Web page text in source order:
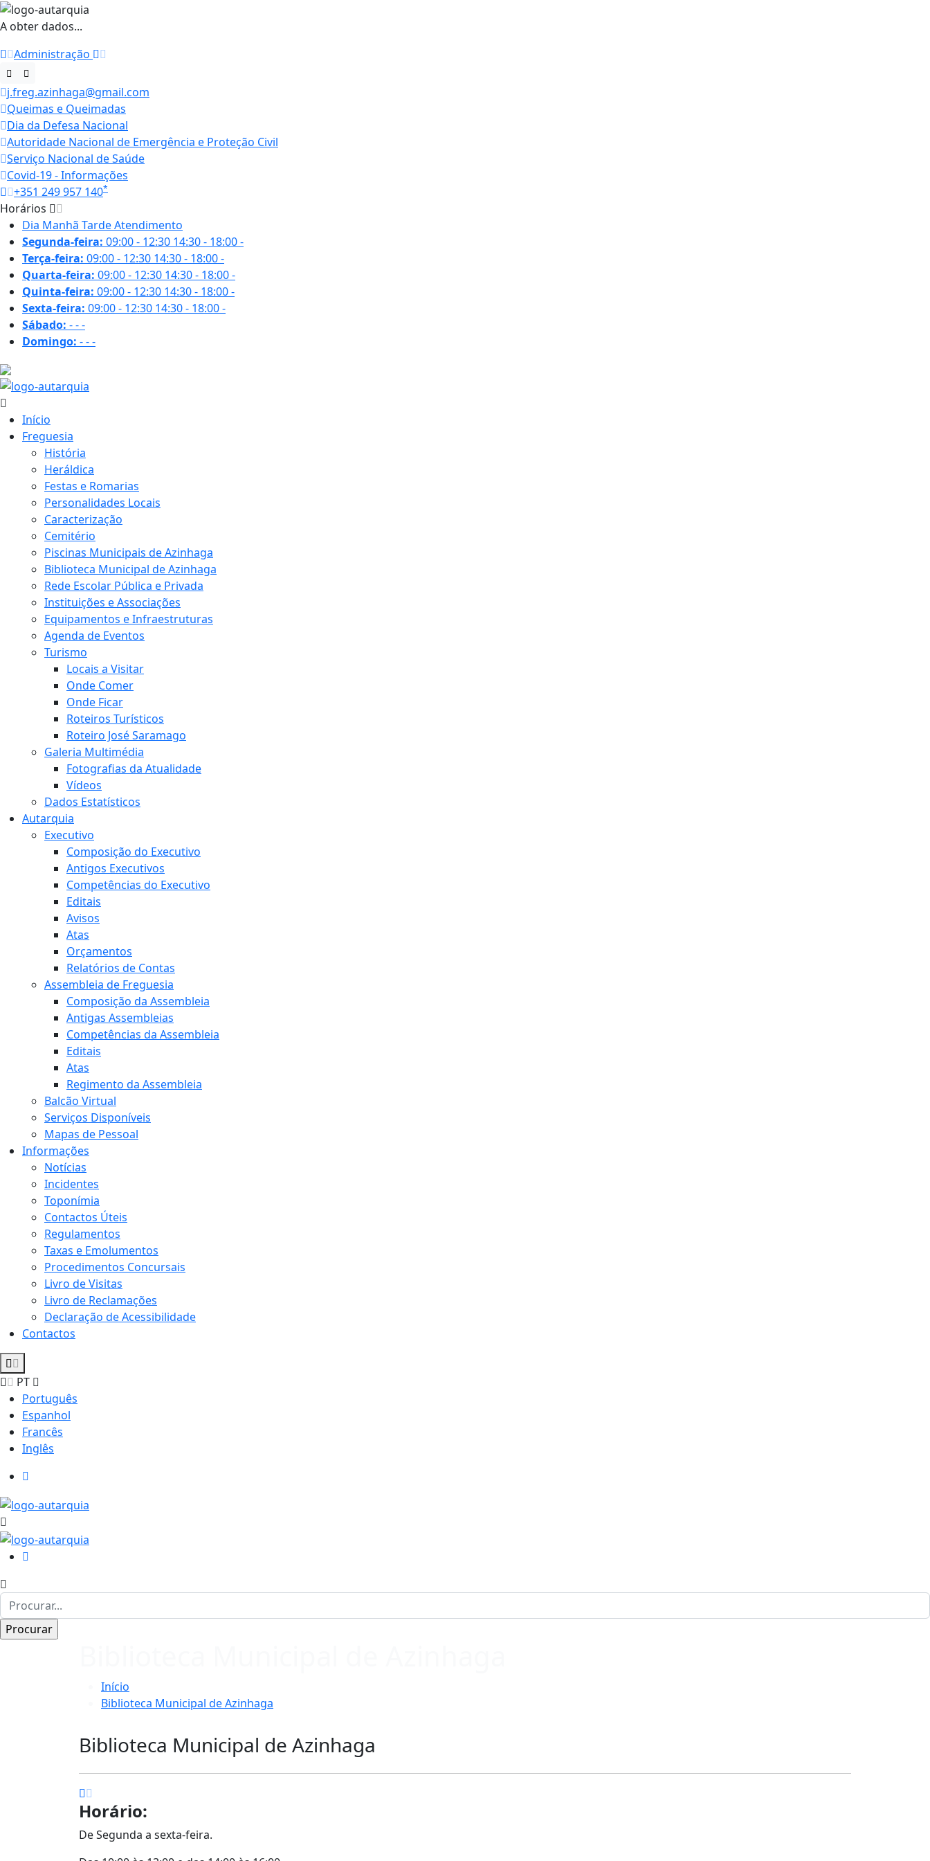
A obter dados...
Administração
j.freg.azinhaga@gmail.com
Queimas e Queimadas
Dia da Defesa Nacional
Autoridade Nacional de Emergência e Proteção Civil
Serviço Nacional de Saúde
Covid-19 - Informações
+351 249 957 140*
Horários
Dia Manhã TardeAtendimento
Segunda-feira: 09:00 - 12:30 14:30 - 18:00-
Terça-feira: 09:00 - 12:30 14:30 - 18:00-
Quarta-feira: 09:00 - 12:30 14:30 - 18:00-
Quinta-feira: 09:00 - 12:30 14:30 - 18:00-
Sexta-feira: 09:00 - 12:30 14:30 - 18:00-
Sábado: ---
Domingo: ---
Início
Freguesia
História
Heráldica
Festas e Romarias
Personalidades Locais
Caracterização
Cemitério
Piscinas Municipais de Azinhaga
Biblioteca Municipal de Azinhaga
Rede Escolar Pública e Privada
Instituições e Associações
Equipamentos e Infraestruturas
Agenda de Eventos
Turismo
Locais a Visitar
Onde Comer
Onde Ficar
Roteiros Turísticos
Roteiro José Saramago
Galeria Multimédia
Fotografias da Atualidade
Vídeos
Dados Estatísticos
Autarquia
Executivo
Composição do Executivo
Antigos Executivos
Competências do Executivo
Editais
Avisos
Atas
Orçamentos
Relatórios de Contas
Assembleia de Freguesia
Composição da Assembleia
Antigas Assembleias
Competências da Assembleia
Editais
Atas
Regimento da Assembleia
Balcão Virtual
Serviços Disponíveis
Mapas de Pessoal
Informações
Notícias
Incidentes
Toponímia
Contactos Úteis
Regulamentos
Taxas e Emolumentos
Procedimentos Concursais
Livro de Visitas
Livro de Reclamações
Declaração de Acessibilidade
Contactos
PT
Português
Espanhol
Francês
Inglês
Início
Biblioteca Municipal de Azinhaga
Biblioteca Municipal de Azinhaga
Horário:
De Segunda a sexta-feira.